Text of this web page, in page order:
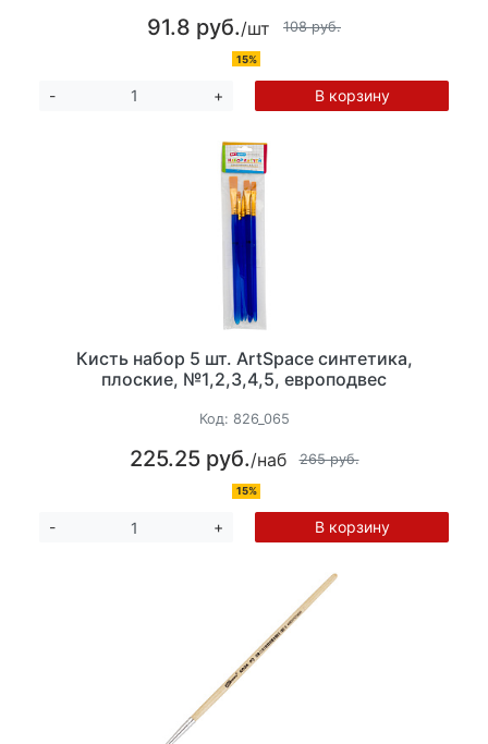
91.8 руб./шт 108 руб.
15%
- + В корзину
Кисть набор 5 шт. ArtSpace синтетика,
плоские, №1,2,3,4,5, европодвес
Код: 826_065
225.25 руб./наб 265 руб.
15%
- + В корзину